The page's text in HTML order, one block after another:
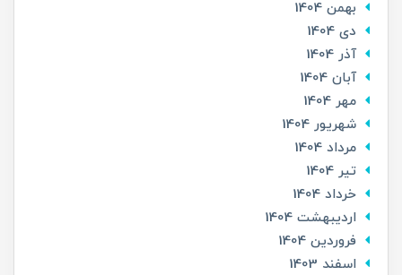
بهمن 1404
دی 1404
آذر 1404
آبان 1404
مهر 1404
شهریور 1404
مرداد 1404
تير 1404
خرداد 1404
ارديبهشت 1404
فروردین 1404
اسفند 1403